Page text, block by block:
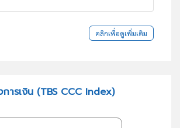
คลิกเพื่อดูเพิ่มเติม
การเงิน (TBS CCC Index)